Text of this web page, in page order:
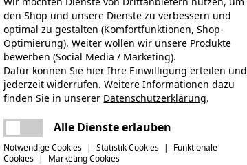
den
haben muss.
- damit ist
Sie alles
den Shop und unsere Dienste zu verbessern und
optimal zu gestalten (Komfortfunktionen, Shop-
Optimierung). Weiter wollen wir unsere Produkte
bewerben (Social Media / Marketing).
Dafür können Sie hier Ihre Einwilligung erteilen und
jederzeit widerrufen. Weitere Informationen dazu
finden Sie in unserer Datenschutzerklärung.
Alle Dienste erlauben
Notwendige Cookies | Statistik Cookies |
Funktionale
Cookies | Marketing Cookies
Es ist ein Fehler aufgetreten. Bitte
versuchen Sie es erneut.
teilen
mail